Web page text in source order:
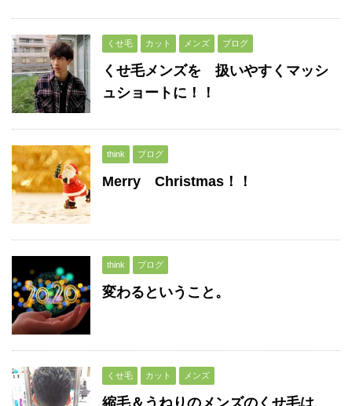
くせ毛 カット メンズ ブログ
くせ毛メンズを 扱いやすくマッシ
ュショートに！！
think ブログ
Merry Christmas！！
think ブログ
変わるということ。
くせ毛 カット メンズ
縮毛＆うねりのメンズのくせ毛は、